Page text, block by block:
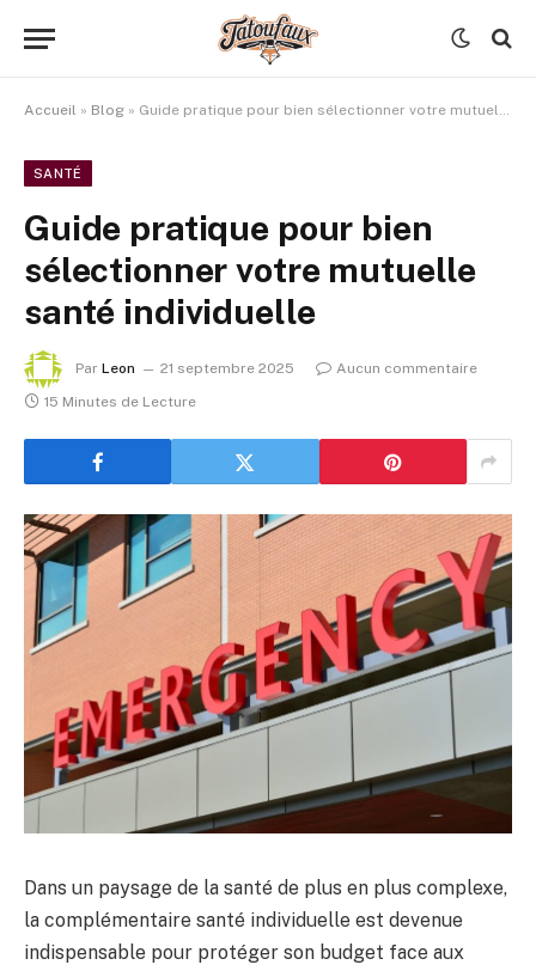
Accueil » Blog » Guide pratique pour bien sélectionner votre mutuelle santé individuelle
SANTÉ
Guide pratique pour bien
sélectionner votre mutuelle
santé individuelle
Par Leon 21 septembre 2025
Aucun commentaire
15 Minutes de Lecture
Dans un paysage de la santé de plus en plus complexe,
la complémentaire santé individuelle est devenue
indispensable pour protéger son budget face aux